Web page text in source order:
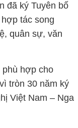
đã ký Tuyên bố
tác song
quân sự, văn
phù hợp cho
tròn 30 năm ký
Việt Nam – Nga